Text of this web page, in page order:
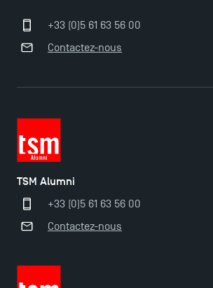
+33 (0)5 61 63 56 00
Contactez-nous
TSM Alumni
+33 (0)5 61 63 56 00
Contactez-nous